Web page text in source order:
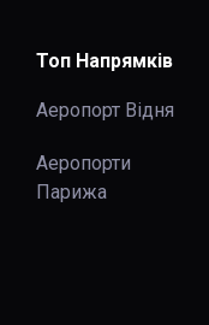
Топ Напрямків
Аеропорт Відня
Аеропорти
Парижа